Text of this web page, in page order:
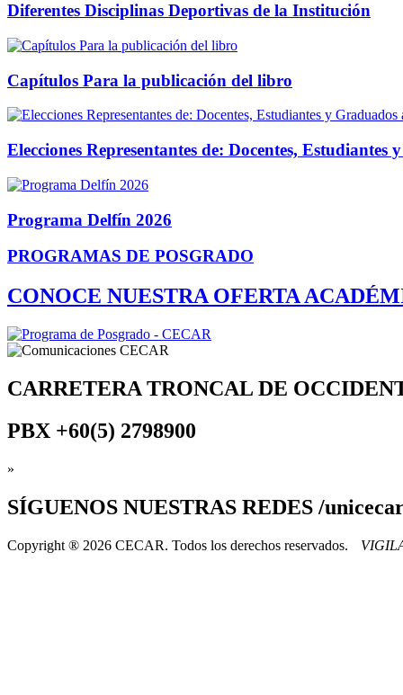
Diferentes Disciplinas Deportivas de la Institución
Capítulos Para la publicación del libro
Elecciones Representantes de: Docentes,
Programa Delfín 2026
PROGRAMAS DE POSGRADO
CONOCE NUESTRA OFERTA
CARRETERA TRONCAL DE
PBX +60(5) 2798900
»
SÍGUENOS NUESTRAS REDES /
Copyright ® 2026 CECAR. Todos los derechos reservados.